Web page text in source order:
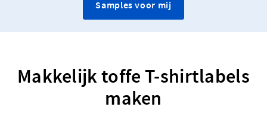
Samples voor mij
Makkelijk toffe T-shirtlabels
maken